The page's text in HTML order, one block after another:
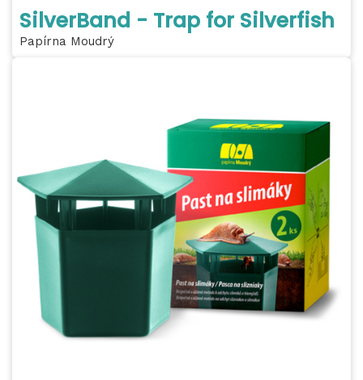
SilverBand - Trap for Silverfish
Papírna Moudrý